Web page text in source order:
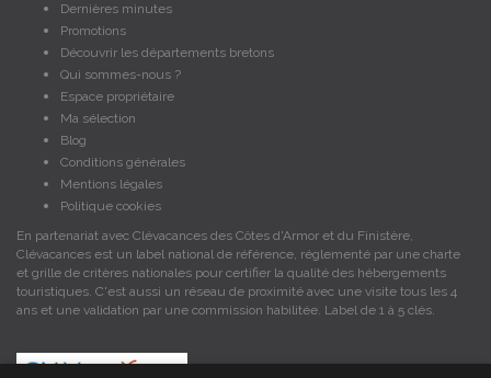
Dernières minutes
Promotions
Découvrir les départements bretons
Qui sommes-nous ?
Espace propriétaire
Ma sélection
Blog
Conditions générales
Mentions légales
Politique cookies
En partenariat avec Clévacances des Côtes d'Armor et du Finistère,
Clévacances est un label national de référence, réglementé par une charte
et grille de critères nationales pour certifier la qualité des hébergements
touristiques. C'est aussi un réseau de proximité avec une visite tous les 4
ans et une validation par une commission habilitée. Label de 1 à 5 clés.